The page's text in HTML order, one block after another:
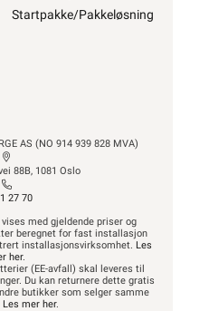
Startpakke/Pakkeløsning
AS (NO 914 939 828 MVA)
88B, 1081 Oslo
27 70
med gjeldende priser og
beregnet for fast installasjon
installasjonsvirksomhet. Les
her.
(EE-avfall) skal leveres til
Du kan returnere dette gratis
butikker som selger samme
Les mer her.